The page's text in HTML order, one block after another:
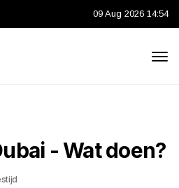
09 Aug 2026 14:54
- Wat doen?